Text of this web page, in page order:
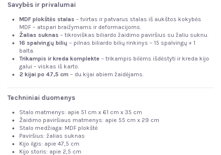
Savybės ir privalumai
MDF plokštės stalas – tvirtas ir patvarus stalas iš aukštos kokybės
MDF – atspari braižymams ir deformacijoms.
Žalias suknas – tikroviškas biliardo žaidimo paviršius su žaliu suknu.
16 spalvingų bilių – pilnas biliardo bilių rinkinys – 15 spalvingų + 1
balta.
Trikampis ir kreda komplekte – trikampis bilėms išdėstyti ir kreda kijo
galui – viskas iš karto.
2 kijai po 47,5 cm – du kijai abiem žaidėjams.
Techniniai duomenys
Stalo matmenys: apie 51 cm x 61 cm x 35 cm
Žaidimo paviršiaus matmenys: apie 55 cm x 29 cm
Stalo medžiaga: MDF plokštė
Paviršius: žalias suknas
Kijo ilgis: apie 47,5 cm
Kijo storis: apie 2,5 cm